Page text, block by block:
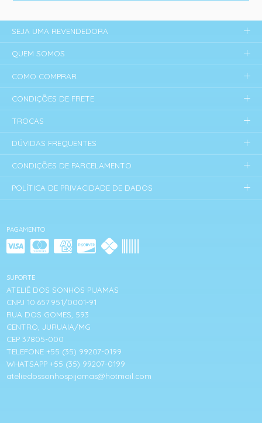
PAGAMENTO
SUPORTE
ATELIÊ DOS SONHOS PIJAMAS
CNPJ 10.657.951/0001-91
RUA DOS GOMES, 593
CENTRO, JURUAIA/MG
CEP 37805-000
TELEFONE +55 (35) 99207-0199
WHATSAPP +55 (35) 99207-0199
ateliedossonhospijamas@hotmail.com
SEJA UMA REVENDEDORA
QUEM SOMOS
COMO COMPRAR
CONDIÇÕES DE FRETE
TROCAS
DÚVIDAS FREQUENTES
CONDIÇÕES DE PARCELAMENTO
POLÍTICA DE PRIVACIDADE DE DADOS